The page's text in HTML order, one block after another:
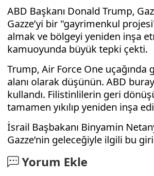
ABD Başkanı Donald Trump,
Gazze’yi bir "gayrimenkul
almak ve bölgeyi yeniden inşa
kamuoyunda büyük tepki çekti.
Trump, Air Force One uçağında
alanı olarak düşünün. ABD
kullandı. Filistinlilerin geri
tamamen yıkılıp yeniden inşa
İsrail Başbakanı Binyamin
Gazze’nin geleceğiyle ilgili bu
Yorum Ekle